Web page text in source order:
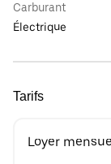
Carburant
Électrique
Tarifs
Loyer